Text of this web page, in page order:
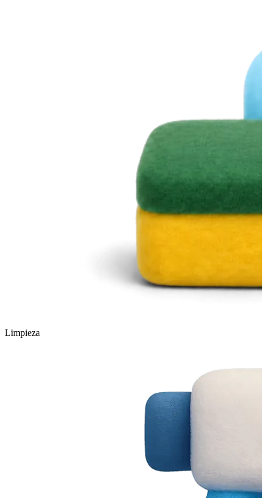
Limpieza